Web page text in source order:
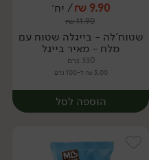
יח׳
9.90
₪/ יח׳
11.90
₪
שטוח'לה - בייגלה שטוח עם
מלח - מאיר בייגל
330 גרם
3.00 ₪ ל-100 גרם
הוספה לסל